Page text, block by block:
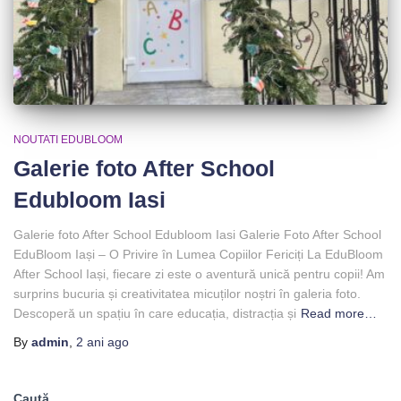
NOUTATI EDUBLOOM
Galerie foto After School
Edubloom Iasi
Galerie foto After School Edubloom Iasi Galerie Foto After School
EduBloom Iași – O Privire în Lumea Copiilor Fericiți La EduBloom
After School Iași, fiecare zi este o aventură unică pentru copii! Am
surprins bucuria și creativitatea micuților noștri în galeria foto.
Descoperă un spațiu în care educația, distracția și Read more…
By admin 2 ani ago
Caută